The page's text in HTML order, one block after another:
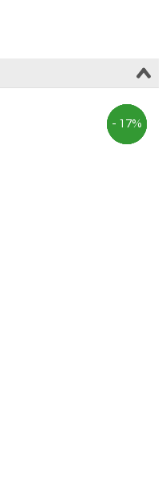
- 14%
- 13%
- 12%
- 17%